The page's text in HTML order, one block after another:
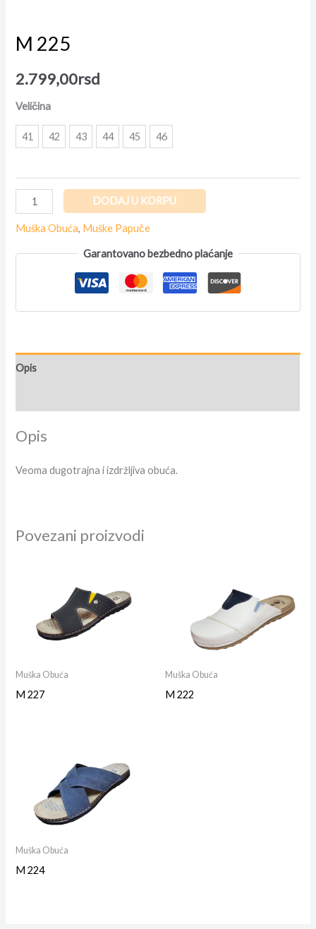
M 225
2.799,00rsd
Veličina
41 42 43 44 45 46
DODAJ U KORPU
Muška Obuća, Muške Papuče
Garantovano bezbedno plaćanje
Opis
Opis
Veoma dugotrajna i izdržljiva obuća.
Povezani proizvodi
Muška Obuća
M 227
Muška Obuća
M 222
Muška Obuća
M 224